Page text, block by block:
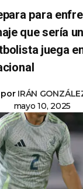
para
que sería
juega
por IRÁN
mayo 10, 2025